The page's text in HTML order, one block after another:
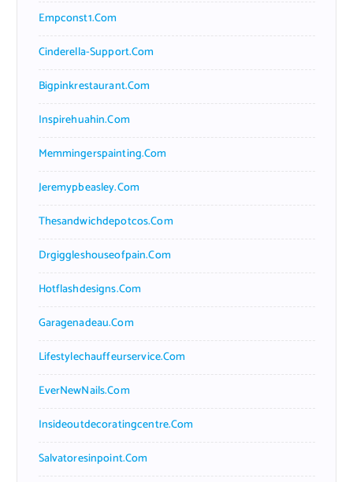
Empconst1.com
Cinderella-Support.com
Bigpinkrestaurant.com
Inspirehuahin.com
Memmingerspainting.com
Jeremypbeasley.com
Thesandwichdepotcos.com
Drgiggleshouseofpain.com
Hotflashdesigns.com
Garagenadeau.com
Lifestylechauffeurservice.com
EverNewNails.com
Insideoutdecoratingcentre.com
Salvatoresinpoint.com